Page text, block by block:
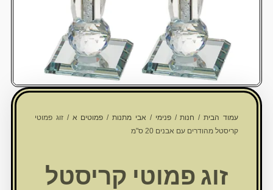
עמוד הבית/חנות/פנימי/אבי מתנות/פמוטים א/ זוג פמוטי
קריסטל מהודרים עם אבנים 20 ס"מ
זוג פמוטי קריסטל